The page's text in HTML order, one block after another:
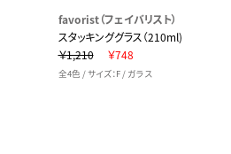
favorist（フェイバリスト）
スタッキンググラス（210ml)
￥1,210
￥748
全4色 / サイズ：F / ガラス